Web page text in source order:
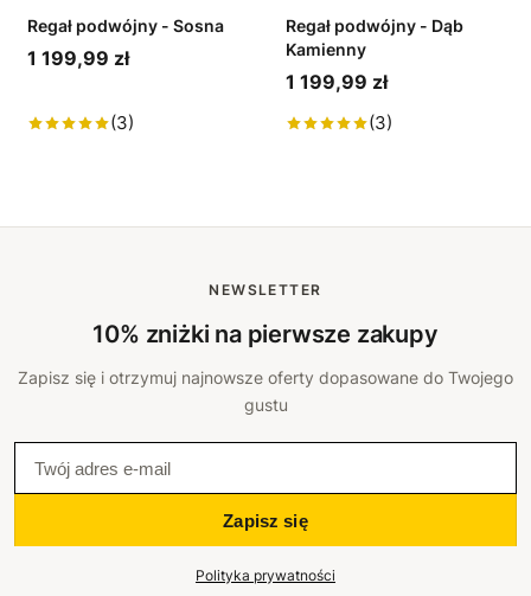
Regał podwójny - Sosna
1 199,99 zł
(3)
Regał podwójny - Dąb
Kamienny
1 199,99 zł
(3)
NEWSLETTER
10% zniżki na pierwsze zakupy
Zapisz się i otrzymuj najnowsze oferty dopasowane do Twojego
gustu
Zapisz się
Polityka prywatności